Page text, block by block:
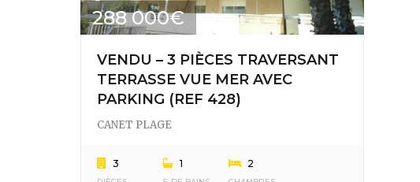
288 000€
VENDU – 3 PIÈCES TRAVERSANT
TERRASSE VUE MER AVEC
PARKING (REF 428)
CANET PLAGE
3 1 2